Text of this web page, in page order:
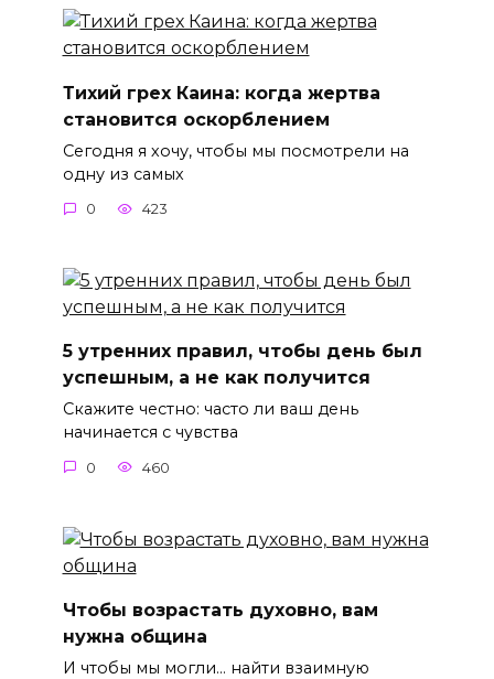
Тихий грех Каина: когда жертва
становится оскорблением
Сегодня я хочу, чтобы мы посмотрели на
одну из самых
0 423
5 утренних правил, чтобы день был
успешным, а не как получится
Скажите честно: часто ли ваш день
начинается с чувства
0 460
Чтобы возрастать духовно, вам
нужна община
И чтобы мы могли… найти взаимную